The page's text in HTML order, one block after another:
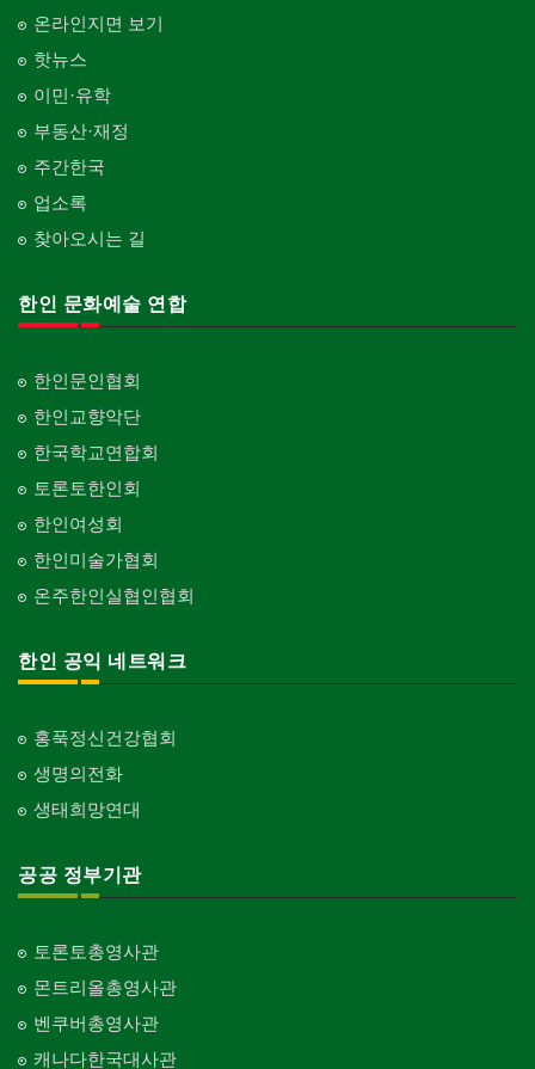
온라인지면 보기
핫뉴스
이민·유학
부동산·재정
주간한국
업소록
찾아오시는 길
한인 문화예술 연합
한인문인협회
한인교향악단
한국학교연합회
토론토한인회
한인여성회
한인미술가협회
온주한인실협인협회
한인 공익 네트워크
홍푹정신건강협회
생명의전화
생태희망연대
공공 정부기관
토론토총영사관
몬트리올총영사관
벤쿠버총영사관
캐나다한국대사관